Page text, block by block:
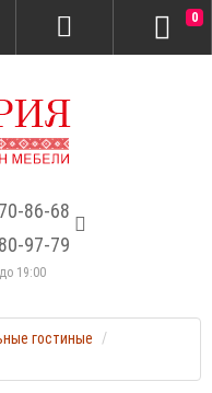
86-68
97-79
19:00
0
гостиные